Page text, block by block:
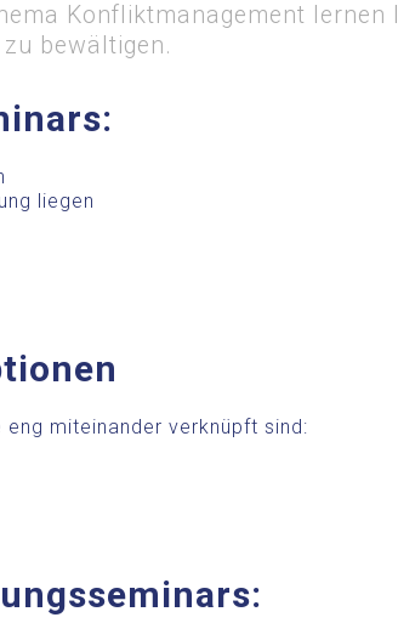
Konfliktmanagement lernen
bewältigen.
liegen
miteinander verknüpft sind: